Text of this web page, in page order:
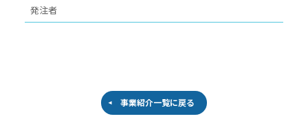
発注者
事業紹介一覧に戻る